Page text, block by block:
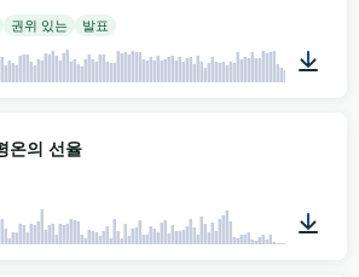
권위 있는 발표
온의 선율